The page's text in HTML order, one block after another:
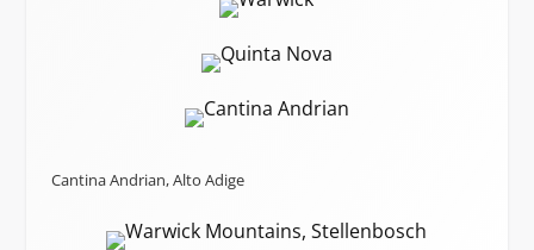
Cantina Andrian, Alto Adige